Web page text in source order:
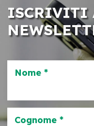
ISCRIVITI
Nome *
Cognome *